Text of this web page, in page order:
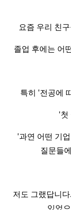
요즘 우리 친
졸업 후에는 어
특히 '전공에
'첫
'과연 어떤 기
질문들
저도 그랬답니